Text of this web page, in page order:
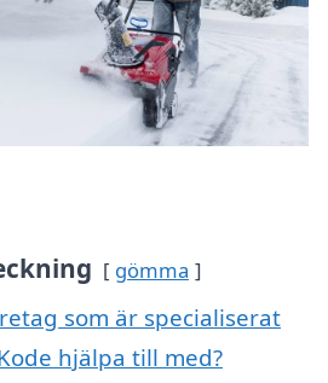
gömma
som är specialiserat
hjälpa till med?